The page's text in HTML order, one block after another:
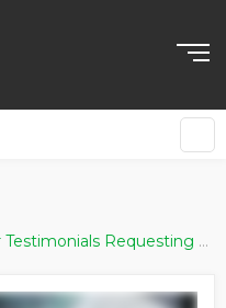
Requesting Companies